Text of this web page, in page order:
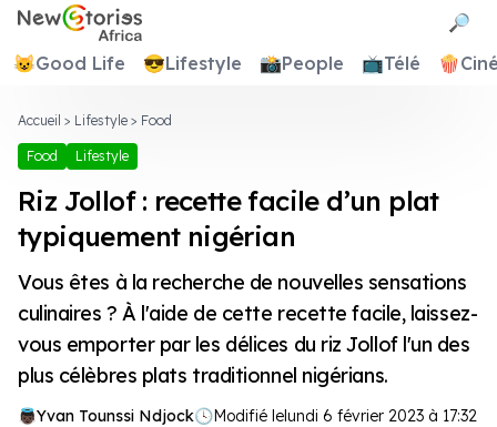
Newstories Africa
🔎
😺Good Life 😎Lifestyle 📸People 📺Télé 🍿
Accueil > Lifestyle > Food
Food Lifestyle
Riz Jollof : recette facile d’un plat
typiquement nigérian
Vous êtes à la recherche de nouvelles sensations
culinaires ? À l'aide de cette recette facile, laissez-
vous emporter par les délices du riz Jollof l'un des
plus célèbres plats traditionnel nigérians.
Yvan Tounssi Ndjock🕓Modifié lelundi 6 février 2023 à 17:32